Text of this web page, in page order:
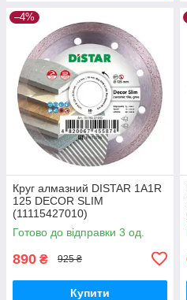
–4%
Круг алмазний DISTAR 1A1R
125 DECOR SLIM
(11115427010)
Готово до відправки 3 од.
890 ₴ 925 ₴
Купити